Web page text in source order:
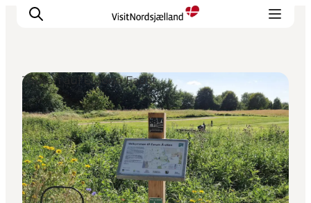
Highlights
Erlebnisse
Geschmack
Unterkünfte
Städte
Touren auf eigene Faust